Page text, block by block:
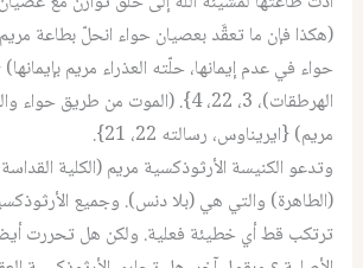
(هكذا فإن ما تعقَّد بعصيان حواء انحلّ بطاعة
حواء في عدم إيمانها، حلّته العذراء مريم
الهرطقات)، 3، 22، 4}. (الموت من طريق
مريم) {ايريناوس، رسالته 22، 21}.
وتدعو الكنيسة الأرثوذكسية مريم (الكلية
(الطاهرة) والتي هي (بلا دنس). وجميع
ترتكب قط أي خطيئة فعلية. ولكن هل تحررت